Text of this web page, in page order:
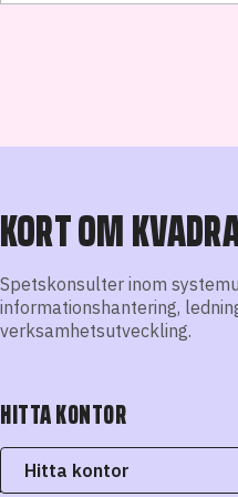
KORT OM
Spetskonsulter inom
informationshantering,
verksamhetsutveckling.
HITTA KONTOR
Hitta kontor